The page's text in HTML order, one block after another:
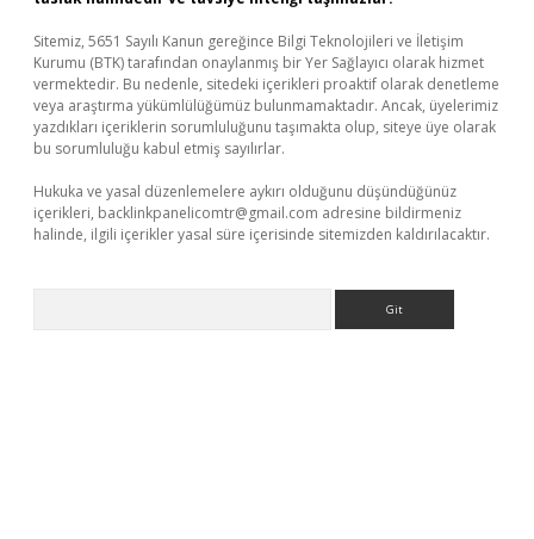
Sitemiz, 5651 Sayılı Kanun gereğince Bilgi Teknolojileri ve İletişim
Kurumu (BTK) tarafından onaylanmış bir Yer Sağlayıcı olarak hizmet
vermektedir. Bu nedenle, sitedeki içerikleri proaktif olarak denetleme
veya araştırma yükümlülüğümüz bulunmamaktadır. Ancak, üyelerimiz
yazdıkları içeriklerin sorumluluğunu taşımakta olup, siteye üye olarak
bu sorumluluğu kabul etmiş sayılırlar.
Hukuka ve yasal düzenlemelere aykırı olduğunu düşündüğünüz
içerikleri, backlinkpanelicomtr@gmail.com adresine bildirmeniz
halinde, ilgili içerikler yasal süre içerisinde sitemizden kaldırılacaktır.